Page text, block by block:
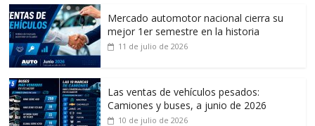
Mercado automotor nacional cierra su
mejor 1er semestre en la historia
11 de julio de 2026
Las ventas de vehículos pesados:
Camiones y buses, a junio de 2026
10 de julio de 2026